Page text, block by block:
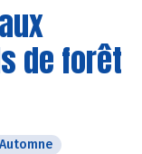
de forêt
Automne